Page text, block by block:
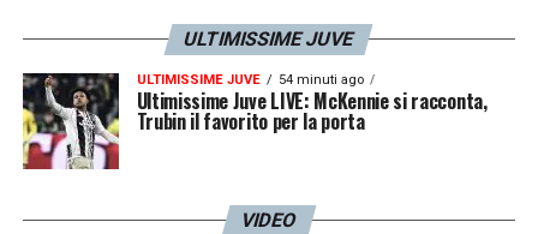
ULTIMISSIME JUVE
ULTIMISSIME JUVE 54 minuti ago
Ultimissime Juve LIVE: McKennie si racconta,
Trubin il favorito per la porta
VIDEO